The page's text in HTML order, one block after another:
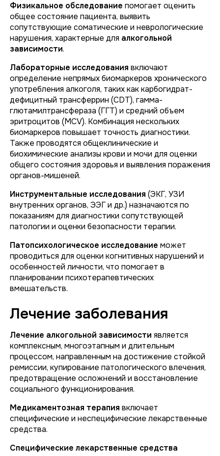
Физикальное обследование помогает оценить
общее состояние пациента, выявить
сопутствующие соматические и неврологические
нарушения, характерные для алкогольной
зависимости.
Лабораторные исследования включают
определение непрямых биомаркеров хронического
употребления алкоголя, таких как карбогидрат-
дефицитный трансферрин (CDT), гамма-
глютамилтрансфераза (ГГТ) и средний объем
эритроцитов (MCV). Комбинация нескольких
биомаркеров повышает точность диагностики.
Также проводятся общеклинические и
биохимические анализы крови и мочи для оценки
общего состояния здоровья и выявления поражения
органов-мишеней.
Инструментальные исследования (ЭКГ, УЗИ
внутренних органов, ЭЭГ и др.) назначаются по
показаниям для диагностики сопутствующей
патологии и оценки безопасности терапии.
Патопсихологическое исследование может
проводиться для оценки когнитивных нарушений и
особенностей личности, что помогает в
планировании психотерапевтических
вмешательств.
Лечение заболевания
Лечение алкогольной зависимости является
комплексным, многоэтапным и длительным
процессом, направленным на достижение стойкой
ремиссии, купирование патологического влечения,
предотвращение осложнений и восстановление
социального функционирования.
Медикаментозная терапия включает
специфические и неспецифические лекарственные
средства.
Специфические лекарственные средства